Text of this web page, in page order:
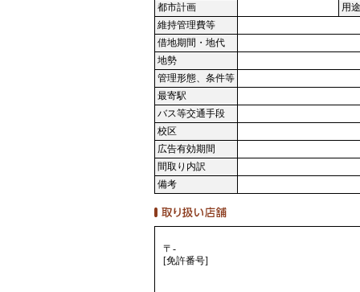
都市計画
用
維持管理費等
借地期間・地代
地勢
管理形態、条件等
最寄駅
バス等交通手段
校区
広告有効期間
間取り内訳
備考
〒-
[免許番号]